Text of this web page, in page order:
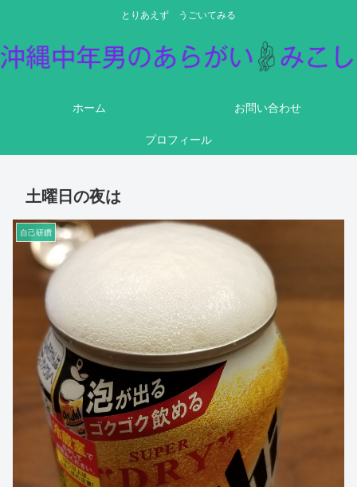
とりあえず うごいてみる
ホーム
お問い合わせ
プロフィール
土曜日の夜は
自己研鑽